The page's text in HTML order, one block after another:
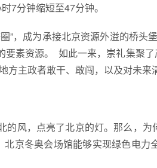
7分钟缩短至47分钟。
”，成为承接北京资源外溢的桥
要素资源。 如此一来，崇礼集聚
方主政者敢干、敢闯，以及对未来
的风，点亮了北京的灯。那么，
北京冬奥会场馆能够实现绿色电